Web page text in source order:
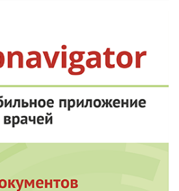
Минздрава РФ по
и репродуктивному здоровью в
зав. кафедрой
им. Г.А. Ушаковой КемГМУ,
общественной
акушеров-гинекологов»
, докт. мед. наук, проф., зав.
акушерства и гинекологии
им. В.Ф. Войно-